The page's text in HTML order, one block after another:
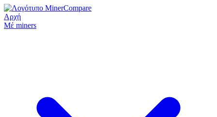
Αρχή
Μέ miners